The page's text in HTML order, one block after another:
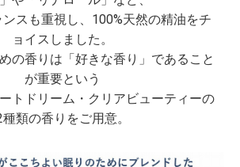
スも重視し、100%天然の精油をチ
ョイスしました。
の香りは「好きな香り」であること
が重要という
トドリーム・クリアビューティーの
種類の香りをご用意。